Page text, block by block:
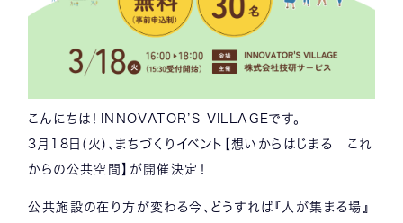
こんにちは！INNOVATOR’S VILLAGEです。
3月18日(火)、まちづくりイベント【想いからはじまる これ
からの公共空間】が開催決定！
公共施設の在り方が変わる今、どうすれば『人が集まる場』